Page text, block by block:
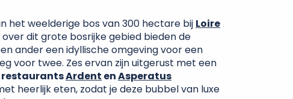
het weelderige bos van 300 hectare bij Loire
over dit grote bosrijke gebied bieden de
ander een idyllische omgeving voor een
voor twee. Zes ervan zijn uitgerust met een
restaurantsArdent enAsperatus
heerlijk eten, zodat je deze bubbel van luxe